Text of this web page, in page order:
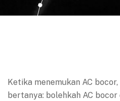
Ketika menemukan AC
bertanya: bolehkah AC bocor